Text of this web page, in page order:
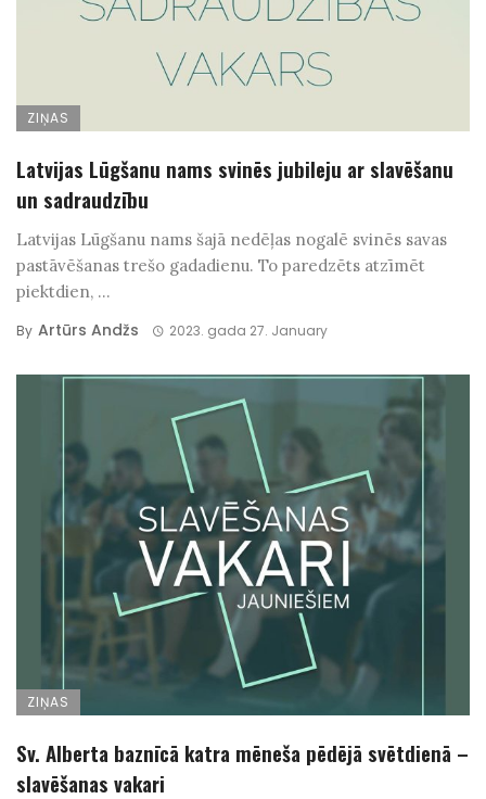
ZIŅAS
Latvijas Lūgšanu nams svinēs jubileju ar slavēšanu
un sadraudzību
Latvijas Lūgšanu nams šajā nedēļas nogalē svinēs savas
pastāvēšanas trešo gadadienu. To paredzēts atzīmēt
piektdien, ...
By Artūrs Andžs 2023. gada 27. January
ZIŅAS
Sv. Alberta baznīcā katra mēneša pēdējā svētdienā –
slavēšanas vakari